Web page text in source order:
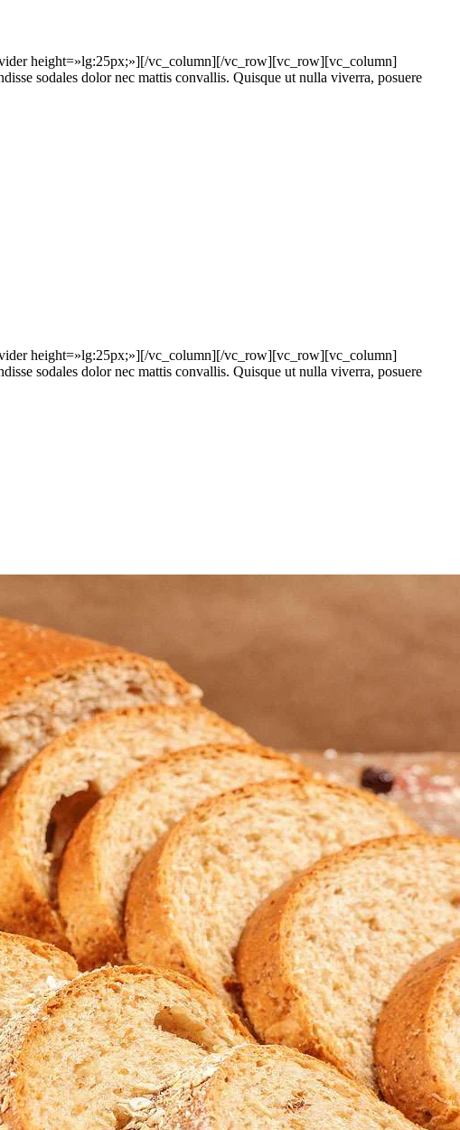
height=»lg:25px;»][/vc_column][/vc_row][vc_row][vc_column]
sodales dolor nec mattis convallis. Quisque ut nulla viverra, posuere
height=»lg:25px;»][/vc_column][/vc_row][vc_row][vc_column]
sodales dolor nec mattis convallis. Quisque ut nulla viverra, posuere